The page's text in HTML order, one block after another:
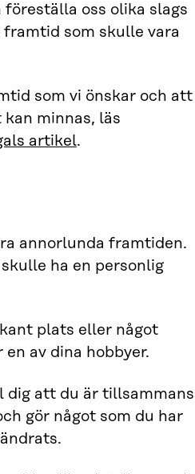
oss olika slags
som skulle vara
som vi önskar och att
minnas, läs
artikel.
annorlunda framtiden.
ha en personlig
plats eller något
av dina hobbyer.
dig att du är tillsammans
gör något som du har